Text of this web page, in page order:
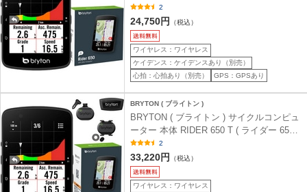
E ) 本体のみ
2
24,750円 （税込）
ワイヤレス：ワイヤレス
ケイデンス：ケイデンスあり（別売）
心拍：心拍あり（別売）
GPS：GPSあり
BRYTON ( ブライトン )
BRYTON ( ブライトン ) サイクルコンピュ
ーター 本体 RIDER 650 T ( ライダー 650
T ) スピード・ケイデンス・心拍センサー
付属
2
33,220円 （税込）
ワイヤレス：ワイヤレス